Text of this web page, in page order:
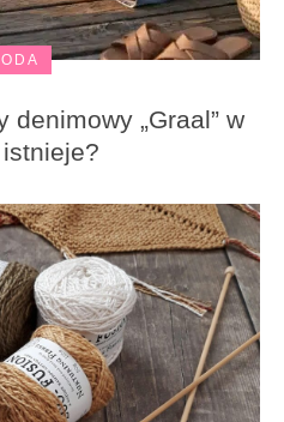
denimowy „Graal” w